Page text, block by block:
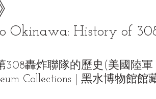
Okinawa: History of
308轟炸聯隊的歷史(美國陸
Collections | 黑水博物館館